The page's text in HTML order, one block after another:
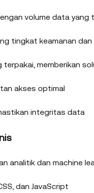
volume data yang
tingkat keamanan
memberikan
akses optimal
integritas data
analitik dan machine
dan JavaScript